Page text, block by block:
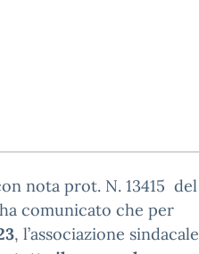
nota prot. N. 13415 del
comunicato che per
, l’associazione sindacale